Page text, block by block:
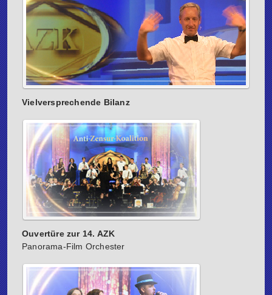
Vielversprechende Bilanz
Ouvertüre zur 14. AZK
Panorama-Film Orchester